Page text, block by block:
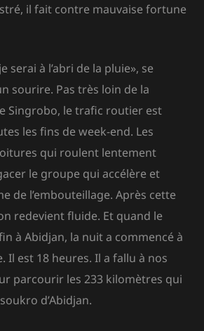
il fait contre mauvaise fortune
serai à l’abri de la pluie», se
sourire. Pas très loin de la
Singrobo, le trafic routier est
les fins de week-end. Les
qui roulent lentement
le groupe qui accélère et
de l’embouteillage. Après cette
redevient fluide. Et quand le
à Abidjan, la nuit a commencé à
Il est 18 heures. Il a fallu à nos
parcourir les 233 kilomètres qui
d’Abidjan.